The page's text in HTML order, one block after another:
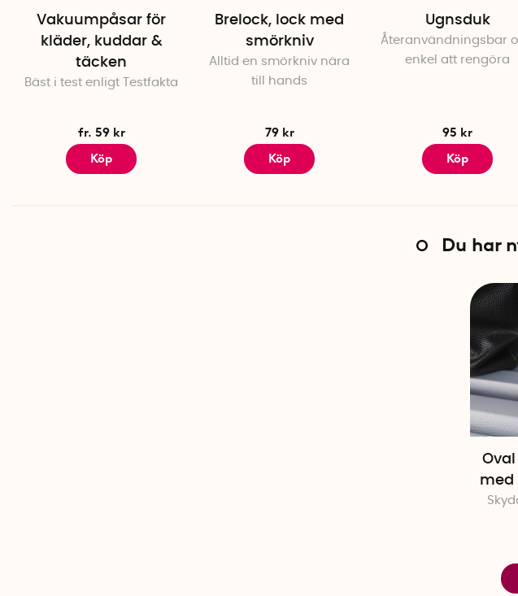
Vakuumpåsar för
kläder, kuddar &
täcken
Bäst i test enligt Testfakta
fr. 59 kr
Köp
Brelock, lock med
smörkniv
Alltid en smörkniv nära
till hands
79 kr
Köp
Ugnsduk
Återanvändningsbar
enkel att rengöra
95 kr
Köp
Du har
med